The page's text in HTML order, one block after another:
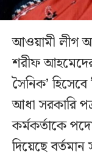
আওয়ামী লীগ
শরীফ
সৈনিক’
আধা সরকারি
কর্মকর্তাকে
দিয়েছে